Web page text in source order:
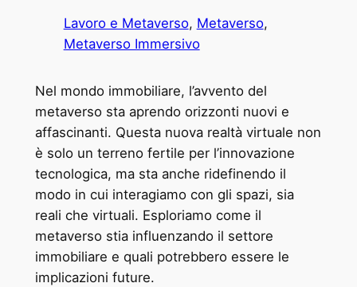
Lavoro e Metaverso, Metaverso
Metaverso Immersivo
Nel mondo immobiliare, l’avvento del
metaverso sta aprendo orizzonti nuovi e
affascinanti. Questa nuova realtà virtuale non
è solo un terreno fertile per l’innovazione
tecnologica, ma sta anche ridefinendo il
modo in cui interagiamo con gli spazi, sia
reali che virtuali. Esploriamo come il
metaverso stia influenzando il settore
immobiliare e quali potrebbero essere le
implicazioni future.